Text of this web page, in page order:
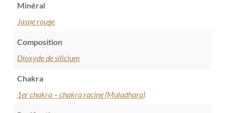
Minéral
Jaspe rouge
Composition
Dioxyde de silicium
Chakra
1er chakra – chakra racine (Muladhara)